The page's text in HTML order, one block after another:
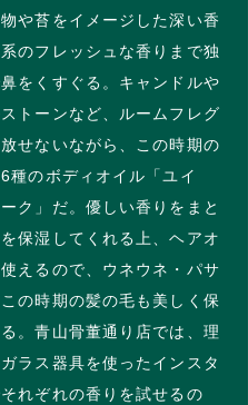
や苔をイメージした深い香
のフレッシュな香りまで独
をくすぐる。キャンドルや
トーンなど、ルームフレグ
せないながら、この時期の
種のボディオイル「ユイ
ク」だ。優しい香りをまと
保湿してくれる上、ヘアオ
えるので、ウネウネ・パサ
の時期の髪の毛も美しく保
。青山骨董通り店では、理
ラス器具を使ったインスタ
れぞれの香りを試せるの